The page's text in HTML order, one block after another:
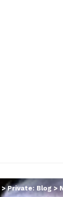
>Private: Blog >